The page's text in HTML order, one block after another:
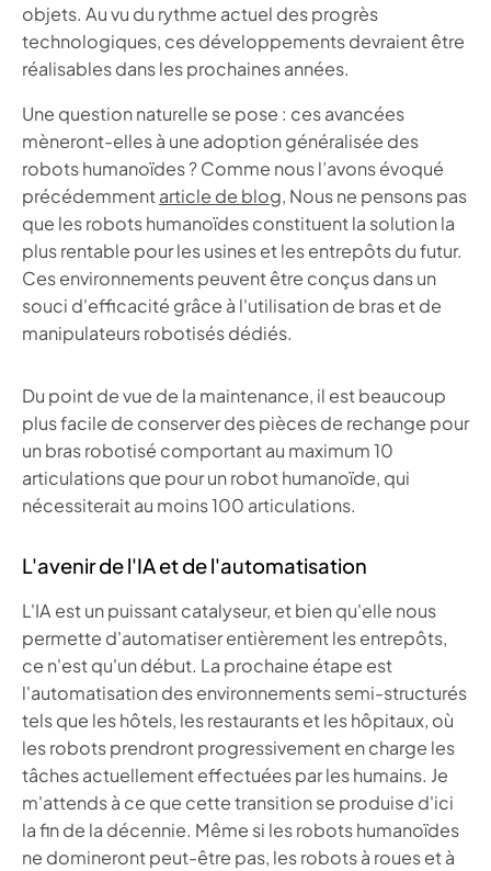
objets. Au vu du rythme actuel des progrès
technologiques, ces développements devraient être
réalisables dans les prochaines années.
Une question naturelle se pose : ces avancées
mèneront-elles à une adoption généralisée des
robots humanoïdes ? Comme nous l’avons évoqué
précédemmentarticle de blog, Nous ne pensons pas
que les robots humanoïdes constituent la solution la
plus rentable pour les usines et les entrepôts du futur.
Ces environnements peuvent être conçus dans un
souci d'efficacité grâce à l'utilisation de bras et de
manipulateurs robotisés dédiés.
Du point de vue de la maintenance, il est beaucoup
plus facile de conserver des pièces de rechange pour
un bras robotisé comportant au maximum 10
articulations que pour un robot humanoïde, qui
nécessiterait au moins 100 articulations.
L'avenir de l'IA et de l'automatisation
L'IA est un puissant catalyseur, et bien qu'elle nous
permette d'automatiser entièrement les entrepôts,
ce n'est qu'un début. La prochaine étape est
l'automatisation des environnements semi-structurés
tels que les hôtels, les restaurants et les hôpitaux, où
les robots prendront progressivement en charge les
tâches actuellement effectuées par les humains. Je
m'attends à ce que cette transition se produise d'ici
la fin de la décennie. Même si les robots humanoïdes
ne domineront peut-être pas, les robots à roues et à